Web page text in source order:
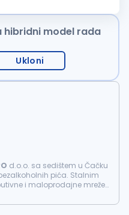
hibridni model rada
Ukloni
d.o.o. sa sedištem u Čačku
pića. Stalnim
i maloprodajne mreže,